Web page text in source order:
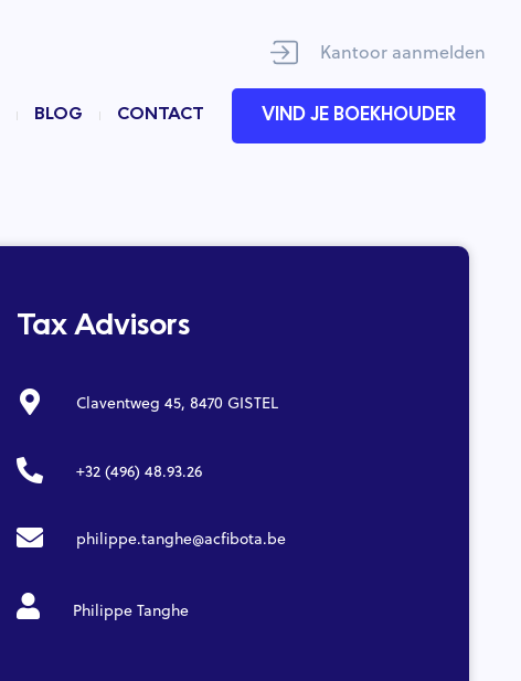
Kantoor aanmelden
BLOG CONTACT VIND JE BOEKHOUDER
Tax Advisors
Claventweg 45, 8470 GISTEL
+32 (496) 48.93.26
philippe.tanghe@acfibota.be
Philippe Tanghe